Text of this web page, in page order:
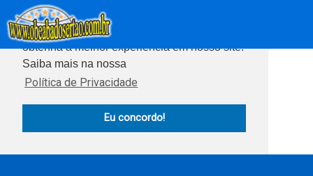
Este site usa cookies para garantir que você
obtenha a melhor experiência em nosso site.
Saiba mais na nossa
Política de Privacidade
Eu concordo!